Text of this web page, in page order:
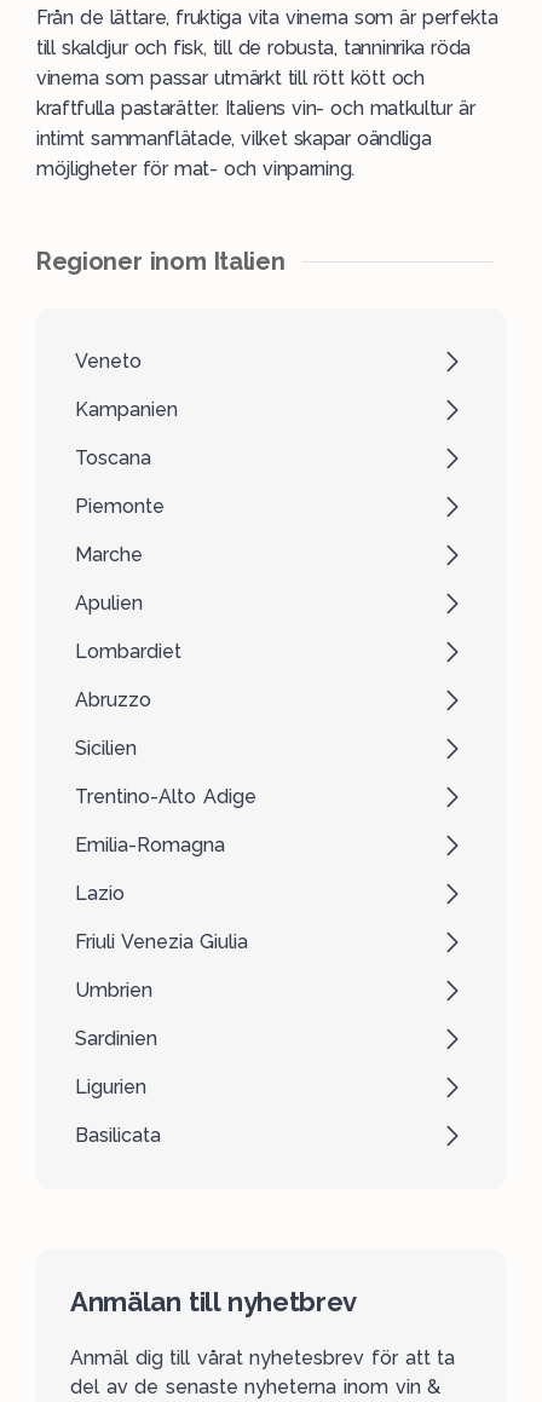
Från de lättare, fruktiga vita vinerna som är perfekta
till skaldjuroch fisk, till de robusta, tanninrika röda
vinerna som passar utmärkt till rött köttoch
kraftfullapastarätter. Italiens vin- och matkultur är
intimt sammanflätade, vilket skapar oändliga
möjligheter för mat- och vinparning.
Regioner inom Italien
Veneto
Kampanien
Toscana
Piemonte
Marche
Apulien
Lombardiet
Abruzzo
Sicilien
Trentino-Alto Adige
Emilia-Romagna
Lazio
Friuli Venezia Giulia
Umbrien
Sardinien
Ligurien
Basilicata
Anmälan till nyhetbrev
Anmäl dig till vårat nyhetesbrev för att ta
del av de senaste nyheterna inom vin &